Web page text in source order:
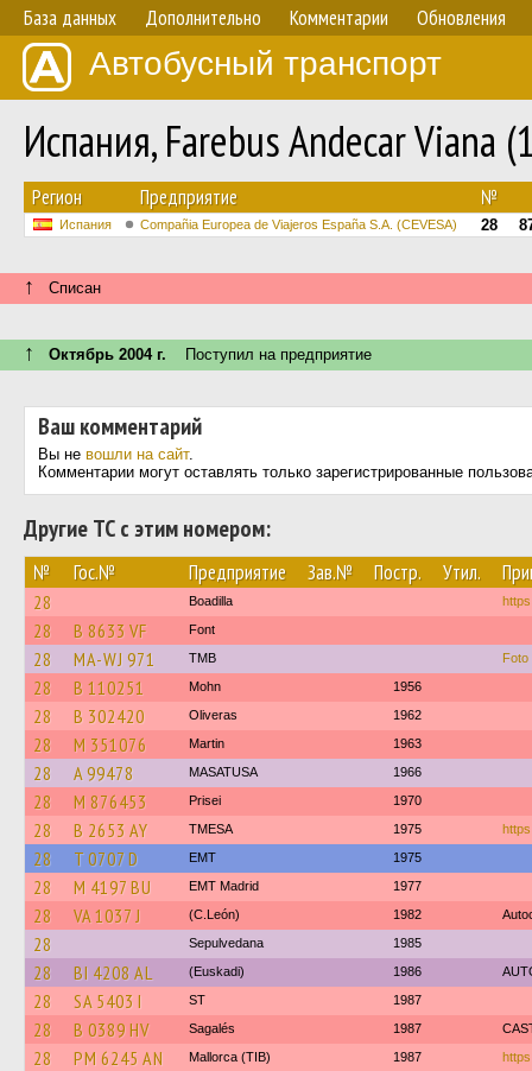
База данных Дополнительно Комментарии Обновления
Автобусный транспорт
Испания, Farebus Andecar
Регион Предприятие №
Испания Compañia Europea de Viajeros España S.A. (CEVESA) 28
↑ Списан
↑ Октябрь 2004 г. Поступил на предприятие
Ваш комментарий
Вы не вошли на сайт.
Комментарии могут оставлять только зарегистрированные
Другие ТС с этим номером:
№ Гос.№ Предприятие Зав.№ Постр. Утил.
28 Boadilla
28 B 8633 VF Font
28 MA-WJ 971 TMB Foto
28 B 110251 Mohn 1956
28 B 302420 Oliveras 1962
28 M 351076 Martin 1963
28 A 99478 MASATUSA 1966
28 M 876453 Prisei 1970
28 B 2653 AY TMESA 1975
28 T 0707 D EMT 1975
28 M 4197 BU EMT Madrid 1977
28 VA 1037 J (C.León) 1982
28 Sepulvedana 1985
28 BI 4208 AL (Euskadi) 1986
28 SA 5403 I ST 1987
28 B 0389 HV Sagalés 1987
28 PM 6245 AN Mallorca (TIB) 1987